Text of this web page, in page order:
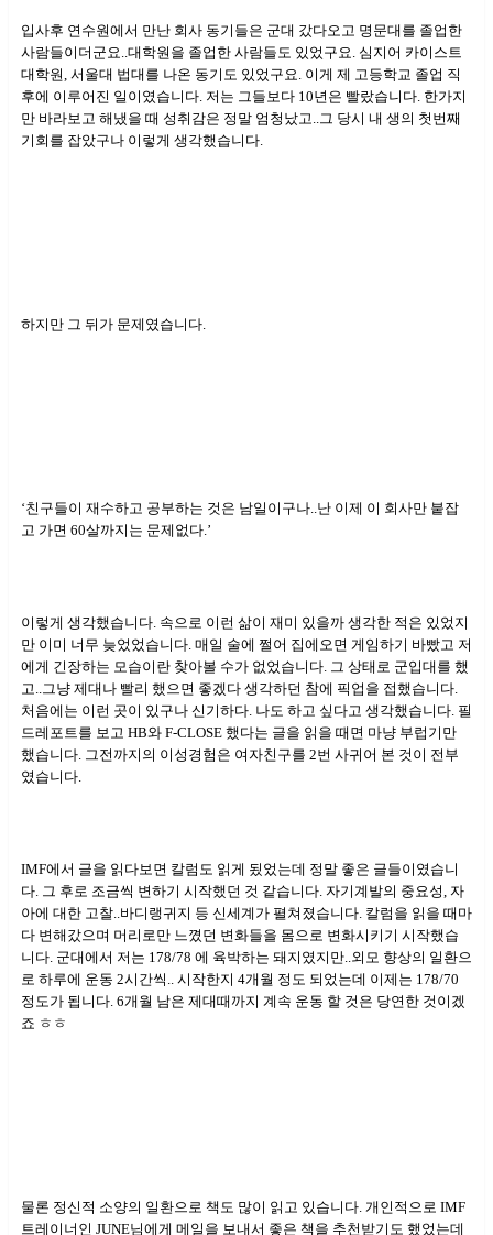
입사후 연수원에서 만난 회사 동기들은 군대 갔다오고 명문대를 졸업한
사람들이더군요..대학원을 졸업한 사람들도 있었구요. 심지어 카이스트
대학원, 서울대 법대를 나온 동기도 있었구요. 이게 제 고등학교 졸업 직
후에 이루어진 일이였습니다. 저는 그들보다 10년은 빨랐습니다. 한가지
만 바라보고 해냈을 때 성취감은 정말 엄청났고..그 당시 내 생의 첫번째
기회를 잡았구나 이렇게 생각했습니다.
하지만 그 뒤가 문제였습니다.
‘친구들이 재수하고 공부하는 것은 남일이구나..난 이제 이 회사만 붙잡
고 가면 60살까지는 문제없다.’
이렇게 생각했습니다. 속으로 이런 삶이 재미 있을까 생각한 적은 있었지
만 이미 너무 늦었었습니다. 매일 술에 쩔어 집에오면 게임하기 바빴고 저
에게 긴장하는 모습이란 찾아볼 수가 없었습니다. 그 상태로 군입대를 했
고..그냥 제대나 빨리 했으면 좋겠다 생각하던 참에 픽업을 접했습니다.
처음에는 이런 곳이 있구나 신기하다. 나도 하고 싶다고 생각했습니다. 필
드레포트를 보고 HB와 F-CLOSE 했다는 글을 읽을 때면 마냥 부럽기만
했습니다. 그전까지의 이성경험은 여자친구를 2번 사귀어 본 것이 전부
였습니다.
IMF에서 글을 읽다보면 칼럼도 읽게 됬었는데 정말 좋은 글들이였습니
다. 그 후로 조금씩 변하기 시작했던 것 같습니다. 자기계발의 중요성, 자
아에 대한 고찰..바디랭귀지 등 신세계가 펼쳐졌습니다. 칼럼을 읽을 때마
다 변해갔으며 머리로만 느꼈던 변화들을 몸으로 변화시키기 시작했습
니다. 군대에서 저는 178/78 에 육박하는 돼지였지만..외모 향상의 일환으
로 하루에 운동 2시간씩.. 시작한지 4개월 정도 되었는데 이제는 178/70
정도가 됩니다. 6개월 남은 제대때까지 계속 운동 할 것은 당연한 것이겠
죠 ㅎㅎ
물론 정신적 소양의 일환으로 책도 많이 읽고 있습니다. 개인적으로 IMF
트레이너인 JUNE님에게 메일을 보내서 좋은 책을 추천받기도 했었는데